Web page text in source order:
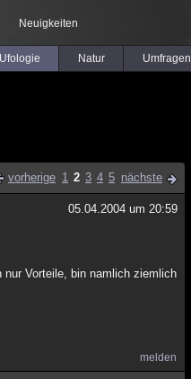
Neuigkeiten
Ufologie Natur Umfragen
vorherige 1 2 3 4 5 nächste
05.04.2004 um 20:59
Vorteile, bin namlich ziemlich
melden